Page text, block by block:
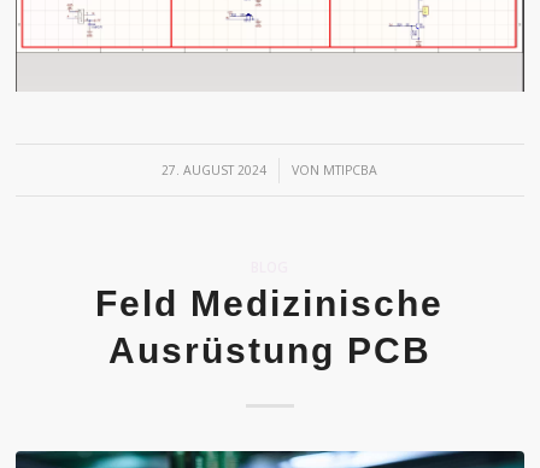
27. AUGUST 2024
/ VON MTIPCBA
Feld Medizinische
Ausrüstung PCB